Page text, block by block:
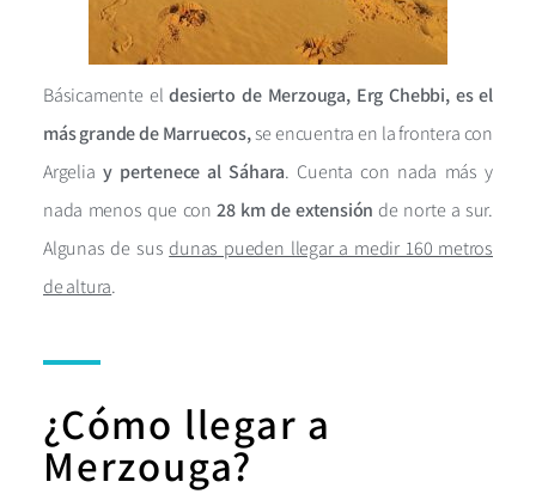
Básicamente eldesierto de Merzouga, Erg Chebbi, es el
más grande de Marruecos,se encuentra en la frontera con
Argelia y pertenece al Sáhara. Cuenta con nada más y
nada menos que con28 km de extensión de norte a sur.
Algunas de sus dunas pueden llegar a medir 160 metros
de altura.
¿Cómo llegar a
Merzouga?